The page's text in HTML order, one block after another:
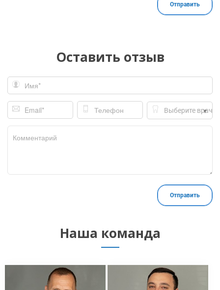
Оставить отзыв
Наша команда